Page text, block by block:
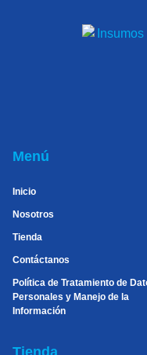
Menú
Inicio
Nosotros
Tienda
Contáctanos
Política de Tratamiento de
Personales y Manejo de la
Información